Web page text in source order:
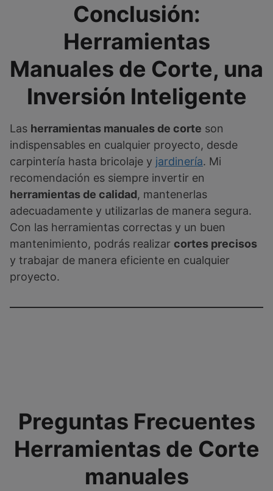
Conclusión:
Herramientas
Manuales de Corte, una
Inversión Inteligente
Las herramientas manuales de corte son
indispensables en cualquier proyecto, desde
carpintería hasta bricolaje y jardinería. Mi
recomendación es siempre invertir en
herramientas de calidad, mantenerlas
adecuadamente y utilizarlas de manera segura.
Con las herramientas correctas y un buen
mantenimiento, podrás realizar cortes precisos
y trabajar de manera eficiente en cualquier
proyecto.
Preguntas Frecuentes
Herramientas de Corte
manuales